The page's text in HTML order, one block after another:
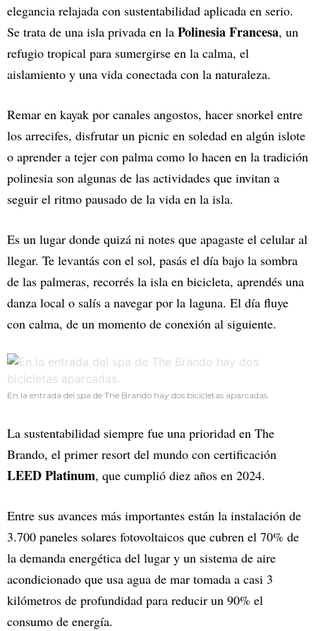
elegancia relajada con sustentabilidad aplicada en serio.
Se trata de una isla privada en la Polinesia Francesa, un
refugio tropical para sumergirse en la calma, el
aislamiento y una vida conectada con la naturaleza.
Remar en kayak por canales angostos, hacer snorkel entre
los arrecifes, disfrutar un picnic en soledad en algún islote
o aprender a tejer con palma como lo hacen en la tradición
polinesia son algunas de las actividades que invitan a
seguir el ritmo pausado de la vida en la isla.
Es un lugar donde quizá ni notes que apagaste el celular al
llegar. Te levantás con el sol, pasás el día bajo la sombra
de las palmeras, recorrés la isla en bicicleta, aprendés una
danza local o salís a navegar por la laguna. El día fluye
con calma, de un momento de conexión al siguiente.
En la entrada del spa de The Brando hay dos bicicletas aparcadas.
La sustentabilidad siempre fue una prioridad en The
Brando, el primer resort del mundo con certificación
LEED Platinum, que cumplió diez años en 2024.
Entre sus avances más importantes están la instalación de
3.700 paneles solares fotovoltaicos que cubren el 70% de
la demanda energética del lugar y un sistema de aire
acondicionado que usa agua de mar tomada a casi 3
kilómetros de profundidad para reducir un 90% el
consumo de energía.